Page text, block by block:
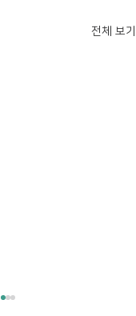
전체 보기